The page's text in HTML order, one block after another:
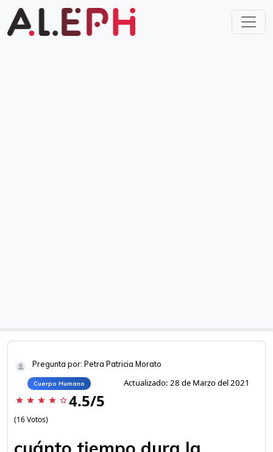
Pregunta por: Petra Patricia Morato
Cuerpo Humano Actualizado: 28 de Marzo del 2021
star star star star star_border 4.5/5
(16 Votos)